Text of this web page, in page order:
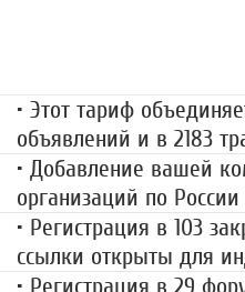
• Этот тариф
объявлений и в 2183
• Добавление вашей
организаций по
• Регистрация в 103
ссылки открыты для